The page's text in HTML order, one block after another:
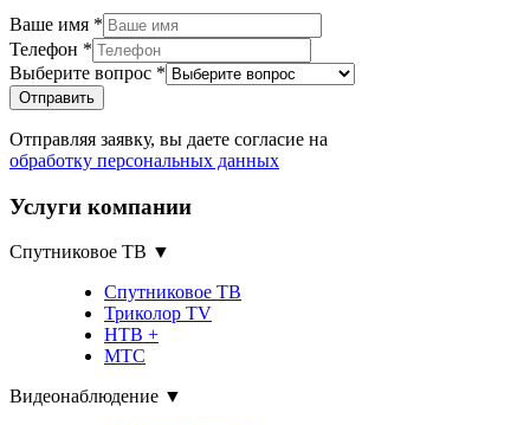
Ваше имя *
Телефон *
Выберите вопрос *
Отправить
Отправляя заявку, вы даете согласие на
обработку персональных данных
Услуги компании
Спутниковое ТВ ▼
Спутниковое ТВ
Триколор TV
НТВ +
МТС
Видеонаблюдение ▼